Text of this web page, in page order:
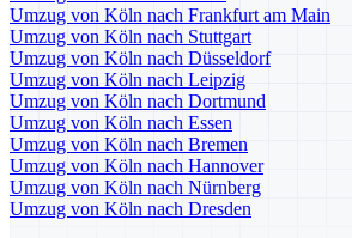
Umzug von Köln nach Frankfurt am Main
Umzug von Köln nach Stuttgart
Umzug von Köln nach Düsseldorf
Umzug von Köln nach Leipzig
Umzug von Köln nach Dortmund
Umzug von Köln nach Essen
Umzug von Köln nach Bremen
Umzug von Köln nach Hannover
Umzug von Köln nach Nürnberg
Umzug von Köln nach Dresden